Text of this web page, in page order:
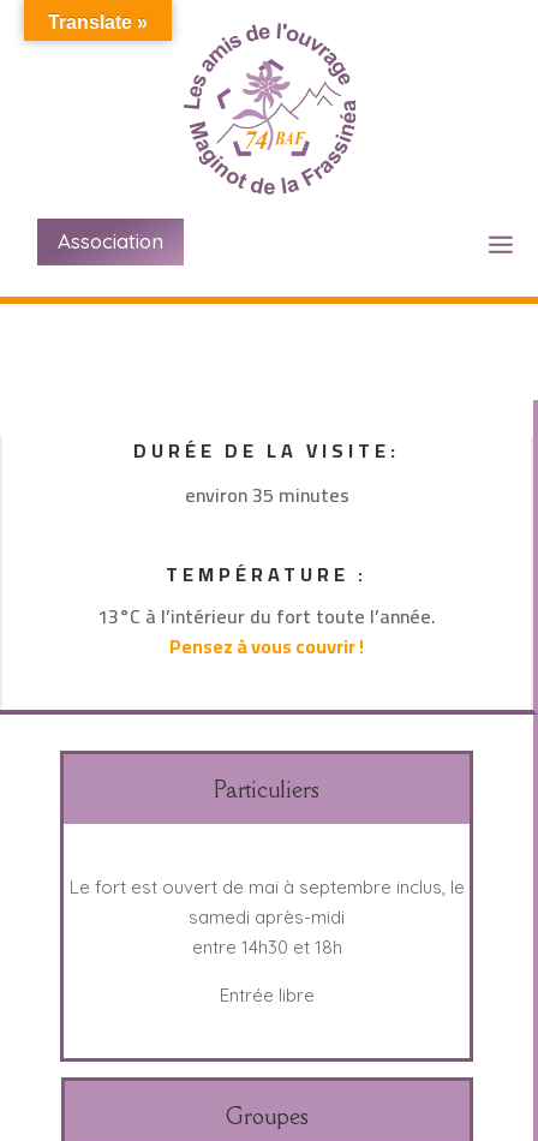
Association
DURÉE DE LA VISITE:
environ 35 minutes
TEMPÉRATURE :
13°C à l’intérieur du fort toute l’année.
Pensez à vous couvrir !
Particuliers
Le fort est ouvert de mai à septembre inclus, le
samedi après-midi
entre 14h30 et 18h
Entrée libre
Groupes
Translate »